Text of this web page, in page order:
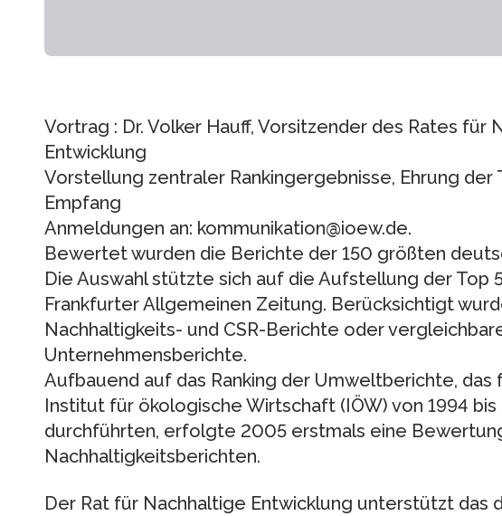
Vortrag : Dr. Volker Hauff, Vorsitzender des Rates für
Entwicklung
Vorstellung zentraler Rankingergebnisse, Ehrung der
Empfang
Anmeldungen an: kommunikation@ioew.de.
Bewertet wurden die Berichte der 150 größten
Die Auswahl stützte sich auf die Aufstellung der Top
Frankfurter Allgemeinen Zeitung. Berücksichtigt
Nachhaltigkeits- und CSR-Berichte oder
Unternehmensberichte.
Aufbauend auf das Ranking der Umweltberichte, das
Institut für ökologische Wirtschaft (IÖW) von 1994
durchführten, erfolgte 2005 erstmals eine
Nachhaltigkeitsberichten.
Der Rat für Nachhaltige Entwicklung unterstützt das